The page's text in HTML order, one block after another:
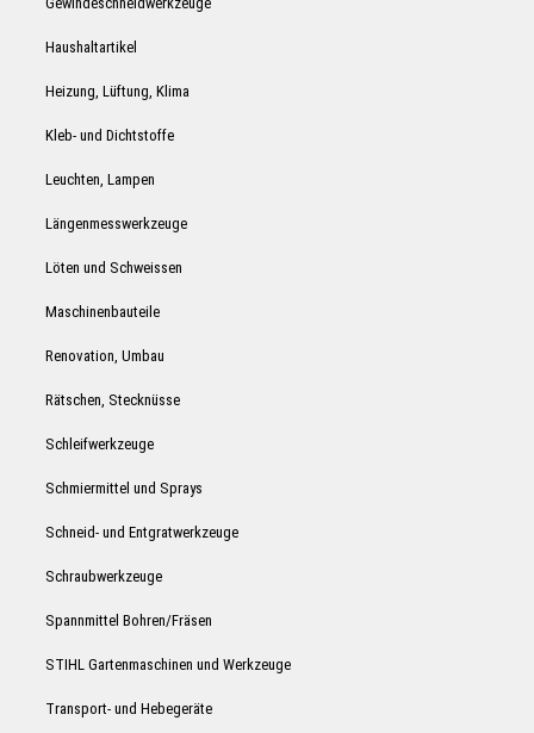
Haushaltartikel
Heizung, Lüftung, Klima
Kleb- und Dichtstoffe
Leuchten, Lampen
Längenmesswerkzeuge
Löten und Schweissen
Maschinenbauteile
Renovation, Umbau
Rätschen, Stecknüsse
Schleifwerkzeuge
Schmiermittel und Sprays
Schneid- und Entgratwerkzeuge
Schraubwerkzeuge
Spannmittel Bohren/Fräsen
STIHL Gartenmaschinen und Werkzeuge
Transport- und Hebegeräte